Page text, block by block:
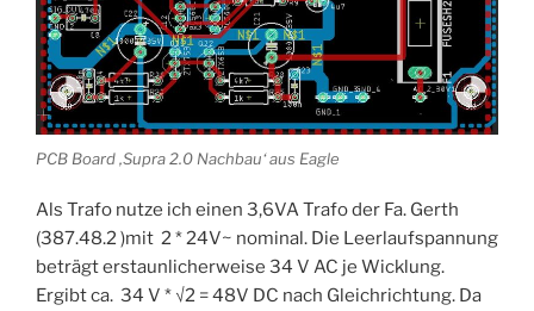
PCB Board ‚Supra 2.0 Nachbau‘ aus Eagle
Als Trafo nutze ich einen 3,6VA Trafo der Fa. Gerth
(387.48.2 )mit 2 * 24V~ nominal. Die Leerlaufspannung
beträgt erstaunlicherweise 34 V AC je Wicklung.
Ergibt ca. 34 V * √2 = 48V DC nach Gleichrichtung. Da